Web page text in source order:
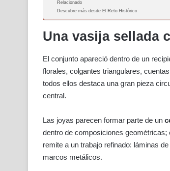
Relacionado
Descubre más desde El Reto Histórico
Una vasija sellada
El conjunto apareció dentro de un
florales, colgantes triangulares,
todos ellos destaca una gran pieza
central.
Las joyas parecen formar parte de un
dentro de composiciones
remite a un trabajo refinado: láminas
marcos metálicos.